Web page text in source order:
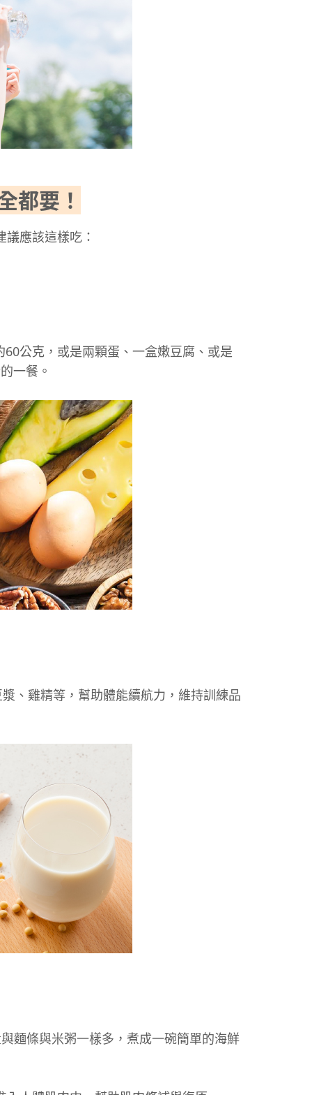
都要！
應該這樣吃：
公克，或是兩顆蛋、一盒嫩豆腐、或是
一餐。
、雞精等，幫助體能續航力，維持訓練品
麵條與米粥一樣多，煮成一碗簡單的海鮮